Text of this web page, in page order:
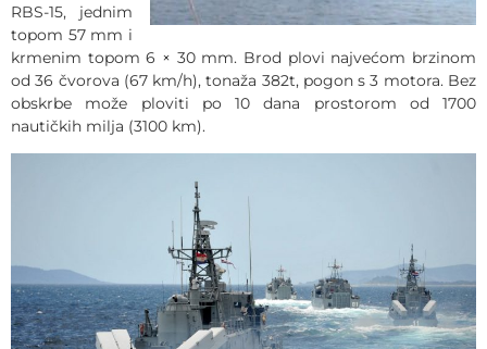
RBS-15, jednim
topom 57 mm i
krmenim topom 6 × 30 mm. Brod plovi najvećom brzinom
od 36 čvorova (67 km/h), tonaža 382t, pogon s 3 motora. Bez
obskrbe može ploviti po 10 dana prostorom od 1700
nautičkih milja (3100 km).